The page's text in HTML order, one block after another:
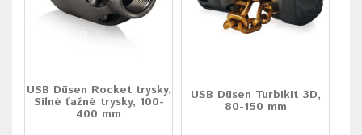
USB Düsen Rocket trysky,
Silné ťažné trysky, 100-
400 mm
USB Düsen Turbikit 3D,
80-150 mm